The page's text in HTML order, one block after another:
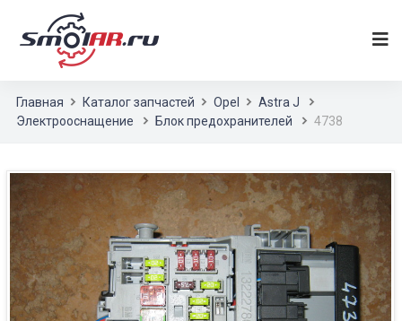
Главная Каталог запчастей Opel
Astra J
Электрооснащение
Блок предохранителей 4738